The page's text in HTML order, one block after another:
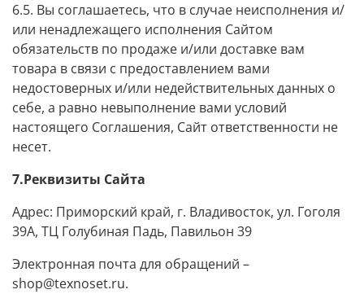
6.5. Вы соглашаетесь, что в случае неисполнения и/
или ненадлежащего исполнения Сайтом
обязательств по продаже и/или доставке вам
товара в связи с предоставлением вами
недостоверных и/или недействительных данных о
себе, а равно невыполнение вами условий
настоящего Соглашения, Сайт ответственности не
несет.
7.Реквизиты Сайта
Адрес: Приморский край, г. Владивосток, ул. Гоголя
39А, ТЦ Голубиная Падь, Павильон 39
Электронная почта для обращений –
shop@texnoset.ru.